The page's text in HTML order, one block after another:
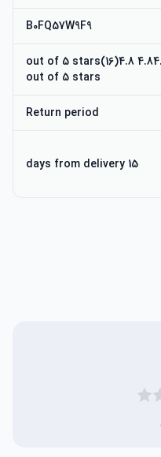
B0FQ57W9F9
4.84.8 out of 5 stars(16)4.8
out of 5 stars
Return period
15 days from delivery